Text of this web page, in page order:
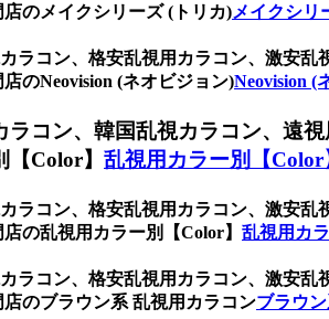
のメイクシリーズ (トリカ)メイクシリ
ラコン、格安乱視用カラコン、激安
のNeovision (ネオビジョン)Neovision (
コン、韓国乱視カラコン、遠
Color】 乱視用カラー別【Color
ラコン、格安乱視用カラコン、激安
の乱視用カラー別【Color】 乱視用カ
ラコン、格安乱視用カラコン、激安
のブラウン系 乱視用カラコンブラウ